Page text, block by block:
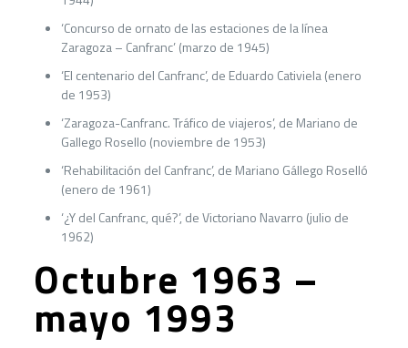
‘Concurso de ornato de las estaciones de la línea
Zaragoza – Canfranc’ (marzo de 1945)
‘El centenario del Canfranc’, de Eduardo Cativiela (enero
de 1953)
‘Zaragoza-Canfranc. Tráfico de viajeros’, de Mariano de
Gallego Rosello (noviembre de 1953)
‘Rehabilitación del Canfranc’, de Mariano Gállego Roselló
(enero de 1961)
‘¿Y del Canfranc, qué?’, de Victoriano Navarro (julio de
1962)
Octubre 1963 –
mayo 1993